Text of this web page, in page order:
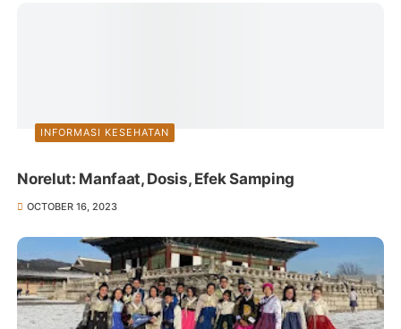
INFORMASI KESEHATAN
Norelut: Manfaat, Dosis, Efek Samping
OCTOBER 16, 2023